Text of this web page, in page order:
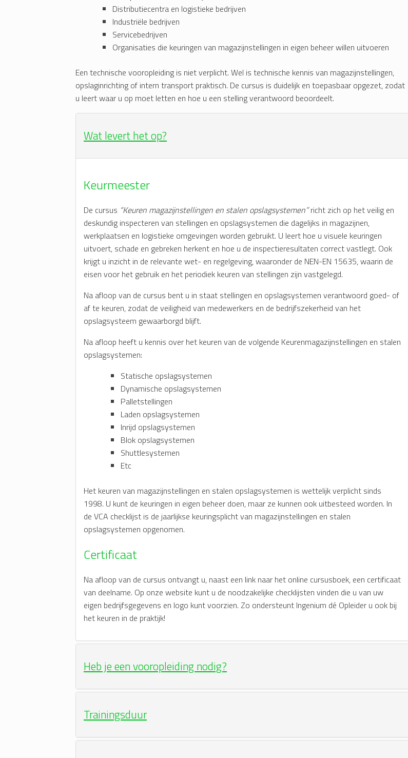
Distributiecentra en logistieke bedrijven
Industriële bedrijven
Servicebedrijven
Organisaties die keuringen van magazijnstellingen in eigen beheer willen uitvoeren
Een technische vooropleiding is niet verplicht. Wel is technische kennis van magazijnstellingen,
opslaginrichting of intern transport praktisch. De cursus is duidelijk en toepasbaar opgezet, zodat
u leert waar u op moet letten en hoe u een stelling verantwoord beoordeelt.
Wat levert het op?
Keurmeester
De cursus “Keuren magazijnstellingen en stalen opslagsystemen”richt zich op het veilig en
deskundig inspecteren van stellingen en opslagsystemen die dagelijks in magazijnen,
werkplaatsen en logistieke omgevingen worden gebruikt. U leert hoe u visuele keuringen
uitvoert, schade en gebreken herkent en hoe u de inspectieresultaten correct vastlegt. Ook
krijgt u inzicht in de relevante wet- en regelgeving, waaronder de NEN-EN 15635, waarin de
eisen voor het gebruik en het periodiek keuren van stellingen zijn vastgelegd.
Na afloop van de cursus bent u in staat stellingen en opslagsystemen verantwoord goed- of
af te keuren, zodat de veiligheid van medewerkers en de bedrijfszekerheid van het
opslagsysteem gewaarborgd blijft.
Na afloop heeft u kennis over het keuren van de volgende Keurenmagazijnstellingen en stalen
opslagsystemen:
Statische opslagsystemen
Dynamische opslagsystemen
Palletstellingen
Laden opslagsystemen
Inrijd opslagsystemen
Blok opslagsystemen
Shuttlesystemen
Etc
Het keuren van magazijnstellingen en stalen opslagsystemen is wettelijk verplicht sinds
1998. U kunt de keuringen in eigen beheer doen, maar ze kunnen ook uitbesteed worden. In
de VCA checklijst is de jaarlijkse keuringsplicht van magazijnstellingen en stalen
opslagsystemen opgenomen.
Certificaat
Na afloop van de cursus ontvangt u, naast een link naar het online cursusboek, een certificaat
van deelname. Op onze website kunt u de noodzakelijke checklijsten vinden die u van uw
eigen bedrijfsgegevens en logo kunt voorzien. Zo ondersteunt Ingenium dé Opleider u ook bij
het keuren in de praktijk!
Heb je een vooropleiding nodig?
Trainingsduur